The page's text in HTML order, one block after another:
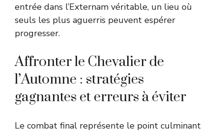
entrée dans l’Externam véritable, un lieu où
seuls les plus aguerris peuvent espérer
progresser.
Affronter le Chevalier de
l’Automne : stratégies
gagnantes et erreurs à éviter
Le combat final représente le point culminant